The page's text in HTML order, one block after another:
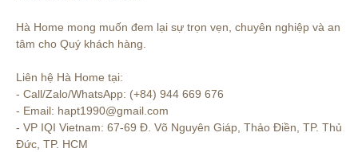
Hà Home mong muốn đem lại sự trọn vẹn, chuyên nghiệp và an
tâm cho Quý khách hàng.
Liên hệ Hà Home tại:
- Call/Zalo/WhatsApp: (+84) 944 669 676
- Email: hapt1990@gmail.com
- VP IQI Vietnam: 67-69 Đ. Võ Nguyên Giáp, Thảo Điền, TP. Thủ
Đức, TP. HCM